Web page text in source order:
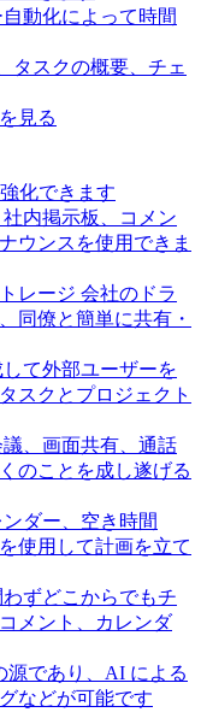
動化によって時間
タスクの概要、チェ
見る
化できます
内掲示板、コメン
ウンスを使用できま
レージ 会社のドラ
同僚と簡単に共有・
て外部ユーザーを
スクとプロジェクト
、画面共有、通話
のことを成し遂げる
ダー、空き時間
使用して計画を立て
ずどこからでもチ
メント、カレンダ
源であり、AI による
などが可能です